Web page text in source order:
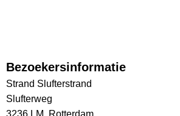
Bezoekersinformatie
Strand Slufterstrand
Slufterweg
3236 LM Rotterdam